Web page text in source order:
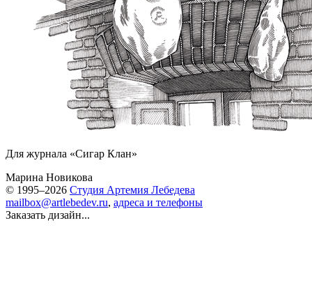
Для журнала «Сигар Клан»
Марина Новикова
© 1995–2026 Студия Артемия Лебедева
mailbox@artlebedev.ru, адреса и телефоны
Заказать дизайн...